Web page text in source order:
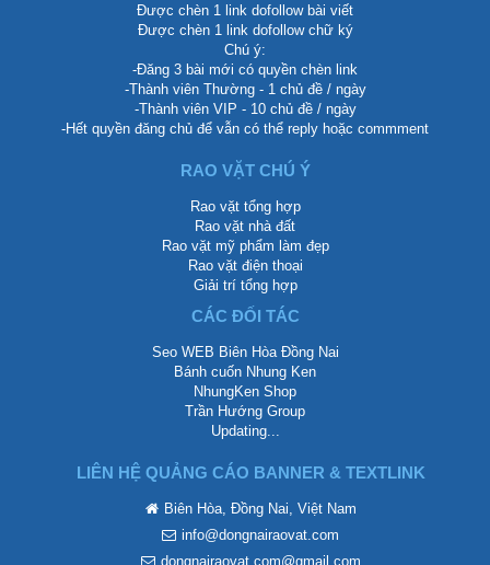
Được chèn 1 link dofollow bài viết
Được chèn 1 link dofollow chữ ký
Chú ý:
-Đăng 3 bài mới có quyền chèn link
-Thành viên Thường - 1 chủ đề / ngày
-Thành viên VIP - 10 chủ đề / ngày
-Hết quyền đăng chủ để vẫn có thể reply hoặc commment
RAO VẶT CHÚ Ý
Rao vặt tổng hợp
Rao vặt nhà đất
Rao vặt mỹ phẩm làm đẹp
Rao vặt điện thoại
Giải trí tổng hợp
CÁC ĐỐI TÁC
Seo WEB Biên Hòa Đồng Nai
Bánh cuốn Nhung Ken
NhungKen Shop
Trần Hướng Group
Updating...
LIÊN HỆ QUẢNG CÁO BANNER & TEXTLINK
Biên Hòa, Đồng Nai, Việt Nam
info@dongnairaovat.com
dongnairaovat.com@gmail.com